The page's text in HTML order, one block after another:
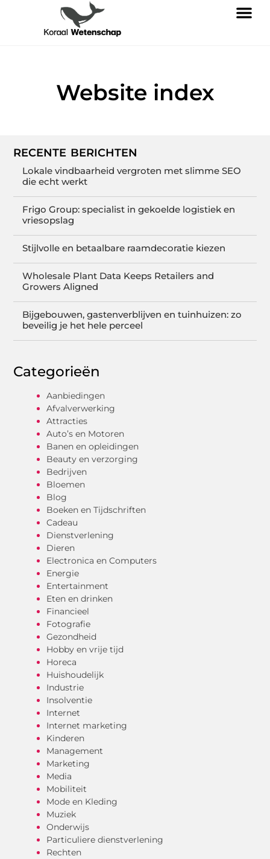
Website index
Categorieën
Aanbiedingen
Afvalverwerking
Attracties
Auto’s en Motoren
Banen en opleidingen
Beauty en verzorging
Bedrijven
Bloemen
Blog
Boeken en Tijdschriften
Cadeau
Dienstverlening
Dieren
Electronica en Computers
Energie
Entertainment
Eten en drinken
Financieel
Fotografie
Gezondheid
Hobby en vrije tijd
Horeca
Huishoudelijk
Industrie
Insolventie
Internet
Internet marketing
Kinderen
Management
Marketing
Media
Mobiliteit
Mode en Kleding
Muziek
Onderwijs
Particuliere dienstverlening
Rechten
RECENTE BERICHTEN
Lokale vindbaarheid vergroten met slimme SEO
die echt werkt
Frigo Group: specialist in gekoelde logistiek en
vriesopslag
Stijlvolle en betaalbare raamdecoratie kiezen
Wholesale Plant Data Keeps Retailers and
Growers Aligned
Bijgebouwen, gastenverblijven en tuinhuizen: zo
beveilig je het hele perceel